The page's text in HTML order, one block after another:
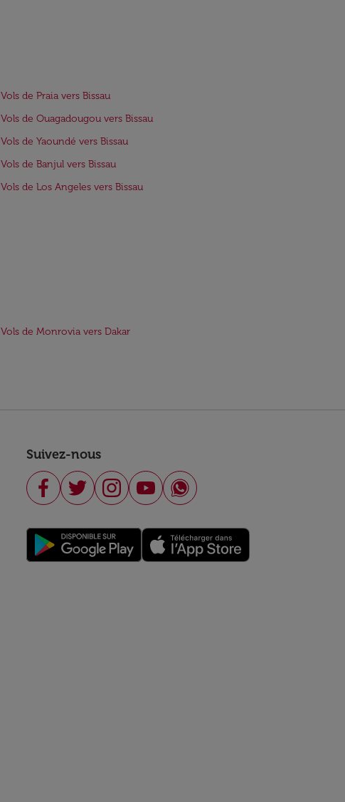
Vols de Praia vers Bissau
Vols de Ouagadougou vers Bissau
Vols de Yaoundé vers Bissau
Vols de Banjul vers Bissau
Vols de Los Angeles vers Bissau
Vols de Monrovia vers Dakar
Suivez-nous